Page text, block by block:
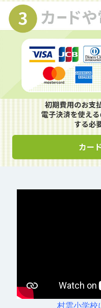
村雲小学校